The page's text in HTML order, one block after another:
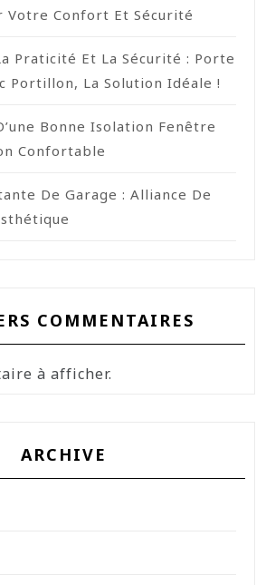
Votre Confort Et Sécurité
Praticité Et La Sécurité : Porte
Portillon, La Solution Idéale !
Bonne Isolation Fenêtre
Confortable
De Garage : Alliance De
COMMENTAIRES
à afficher.
ARCHIVE